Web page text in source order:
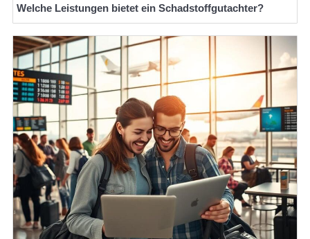
Welche Leistungen bietet ein Schadstoffgutachter?